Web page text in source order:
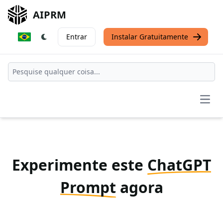
AIPRM
Entrar Instalar Gratuitamente
Experimente este ChatGPT
Prompt agora